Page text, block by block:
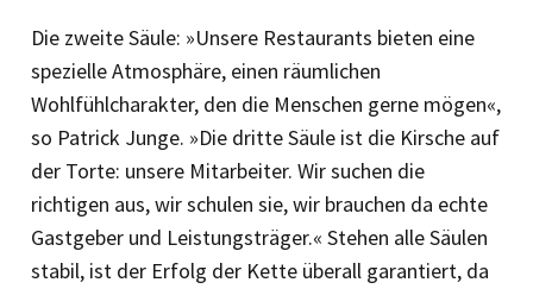
Die zweite Säule: »Unsere Restaurants bieten eine
spezielle Atmosphäre, einen räumlichen
Wohlfühlcharakter, den die Menschen gerne mögen«,
so Patrick Junge. »Die dritte Säule ist die Kirsche auf
der Torte: unsere Mitarbeiter. Wir suchen die
richtigen aus, wir schulen sie, wir brauchen da echte
Gastgeber und Leistungsträger.« Stehen alle Säulen
stabil, ist der Erfolg der Kette überall garantiert, da